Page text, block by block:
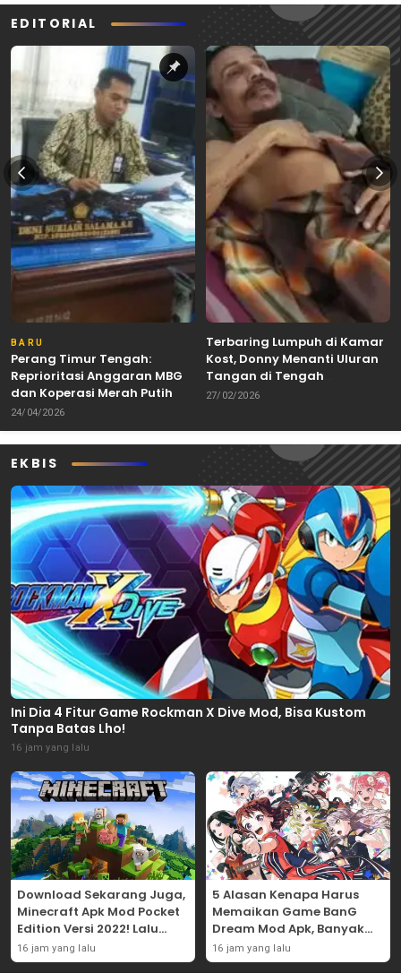
EDITORIAL
BARU
Perang Timur Tengah:
Reprioritasi Anggaran MBG
dan Koperasi Merah Putih
24/04/2026
Terbaring Lumpuh di Kamar
Kost, Donny Menanti Uluran
Tangan di Tengah
Keterbatasan
27/02/2026
EKBIS
Ini Dia 4 Fitur Game Rockman X Dive Mod, Bisa Kustom
Tanpa Batas Lho!
16 jam yang lalu
Download Sekarang Juga,
Minecraft Apk Mod Pocket
Edition Versi 2022! Lalu
Nikmati 5 Fitur
Menariknya!
16 jam yang lalu
5 Alasan Kenapa Harus
Memaikan Game BanG
Dream Mod Apk, Banyak
Karakter Uniknya Lho!
16 jam yang lalu